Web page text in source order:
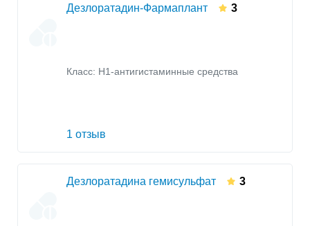
Дезлоратадин-Фармаплант 3
Класс: H1-антигистаминные средства
1 отзыв
Дезлоратадина гемисульфат 3